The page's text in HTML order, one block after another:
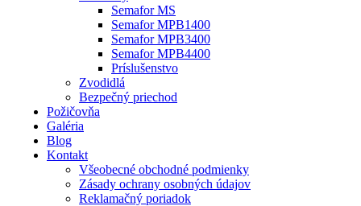
Semafor MS
Semafor MPB1400
Semafor MPB3400
Semafor MPB4400
Príslušenstvo
Zvodidlá
Bezpečný priechod
Požičovňa
Galéria
Blog
Kontakt
Všeobecné obchodné podmienky
Zásady ochrany osobných údajov
Reklamačný poriadok